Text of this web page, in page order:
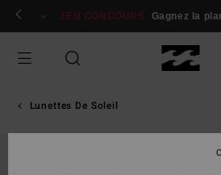
Passer
Se connecter / s'inscrire
JEU CONCOURS Gagnez la
Lunettes De Soleil